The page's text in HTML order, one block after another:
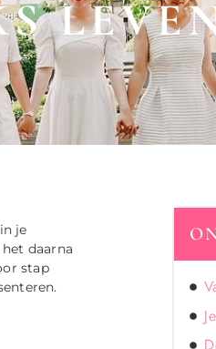
je
daarna
stap